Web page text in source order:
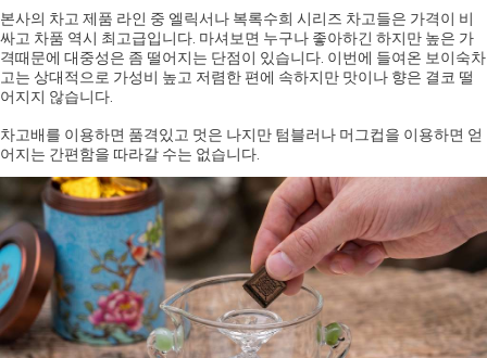
본사의 차고 제품 라인 중 엘릭서나 복록수희 시리즈 차고들은 가격이 비
싸고 차품 역시 최고급입니다. 마셔보면 누구나 좋아하긴 하지만 높은 가
격때문에 대중성은 좀 떨어지는 단점이 있습니다. 이번에 들여온 보이숙차
고는 상대적으로 가성비 높고 저렴한 편에 속하지만 맛이나 향은 결코 떨
어지지 않습니다.
차고배를 이용하면 품격있고 멋은 나지만 텀블러나 머그컵을 이용하면 얻
어지는 간편함을 따라갈 수는 없습니다.